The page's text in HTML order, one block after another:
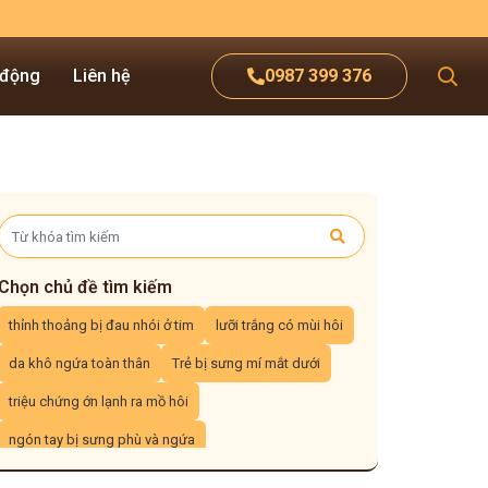
0987 399 376
Liên hệ
Chọn chủ đề tìm kiếm
thỉnh thoảng bị đau nhói ở tim lưỡi trắng có mùi hôi
da khô ngứa toàn thân Trẻ bị sưng mí mắt dưới
triệu chứng ớn lạnh ra mồ hôi
ngón tay bị sưng phù và ngứa